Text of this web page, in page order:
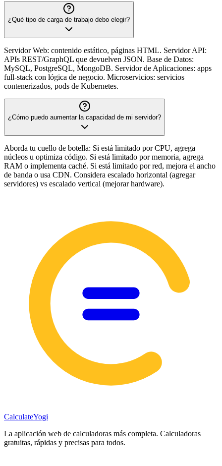
¿Qué tipo de carga de trabajo debo elegir?
Servidor Web: contenido estático, páginas HTML. Servidor API:
APIs REST/GraphQL que devuelven JSON. Base de Datos:
MySQL, PostgreSQL, MongoDB. Servidor de Aplicaciones: apps
full-stack con lógica de negocio. Microservicios: servicios
contenerizados, pods de Kubernetes.
¿Cómo puedo aumentar la capacidad de mi servidor?
Aborda tu cuello de botella: Si está limitado por CPU, agrega
núcleos u optimiza código. Si está limitado por memoria, agrega
RAM o implementa caché. Si está limitado por red, mejora el ancho
de banda o usa CDN. Considera escalado horizontal (agregar
servidores) vs escalado vertical (mejorar hardware).
CalculateYogi
La aplicación web de calculadoras más completa. Calculadoras
gratuitas, rápidas y precisas para todos.